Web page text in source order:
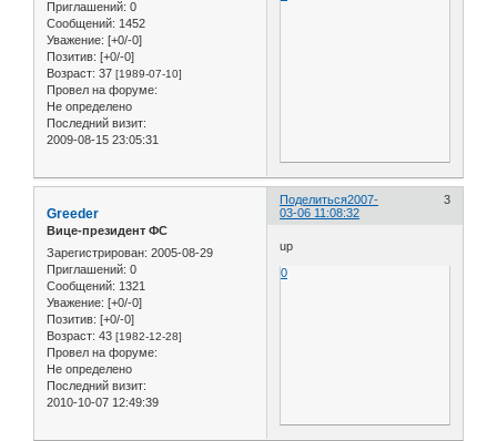
Приглашений: 0
Сообщений: 1452
Уважение: [+0/-0]
Позитив: [+0/-0]
Возраст: 37 [1989-07-10]
Провел на форуме:
Не определено
Последний визит:
2009-08-15 23:05:31
Поделиться 3
2007-
03-06 11:08:32
Greeder
Вице-президент ФС
Зарегистрирован: 2005-08-29
Приглашений: 0
Сообщений: 1321
Уважение: [+0/-0]
Позитив: [+0/-0]
Возраст: 43 [1982-12-28]
Провел на форуме:
Не определено
Последний визит:
2010-10-07 12:49:39
up
0